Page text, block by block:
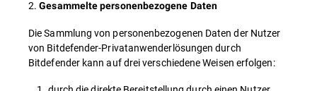
2.Gesammelte personenbezogene Daten
Die Sammlung von personenbezogenen Daten der Nutzer
von Bitdefender-Privatanwenderlösungen durch
Bitdefender kann auf drei verschiedene Weisen erfolgen: